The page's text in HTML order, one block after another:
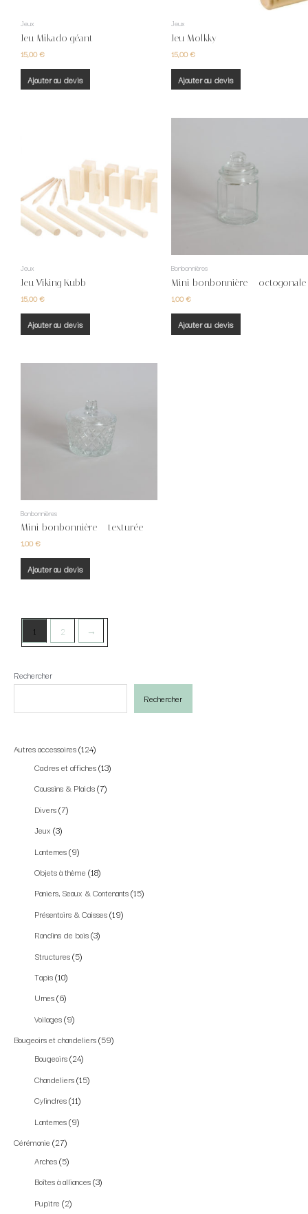
Rechercher
Rechercher
Autres accessoires 124
Cadres et affiches 13
Coussins & Plaids 7
Divers 7
Jeux 3
Lanternes 9
Objets à thème 18
Paniers, Seaux & Contenants 15
Présentoirs & Caisses 19
Rondins de bois 3
Structures 5
Tapis 10
Urnes 6
Voilages 9
Bougeoirs et chandeliers 59
Bougeoirs 24
Chandeliers 15
Cylindres 11
Lanternes 9
Cérémonie 27
Arches 5
Boîtes à alliances 3
Pupitre 2
Jeux
Jeu Mikado géant
15,00€
Ajouter au devis
Jeux
Jeu Molkky
15,00€
Ajouter au devis
Jeux
Jeu Viking Kubb
15,00€
Ajouter au devis
Bonbonnières
Mini bonbonnière – octogonale
1,00€
Ajouter au devis
Bonbonnières
Mini bonbonnière – texturée
1,00€
Ajouter au devis
1 2 →